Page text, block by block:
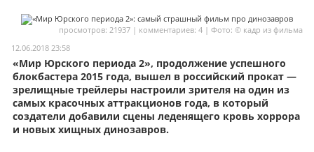
Мои материалы
Мои места
Моя личная афиша
Перечитать
просмотров: 21937 | комментариев: 4 | Фото: © кадр из фильма
12.06.2018 23:58
«Мир Юрского периода 2», продолжение успешного
блокбастера 2015 года, вышел в российский прокат —
зрелищные трейлеры настроили зрителя на один из
самых красочных аттракционов года, в который
создатели добавили сцены леденящего кровь хоррора
и новых хищных динозавров.